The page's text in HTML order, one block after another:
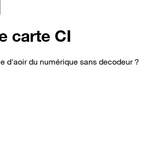
carte CI
d'aoir du numérique sans decodeur ?